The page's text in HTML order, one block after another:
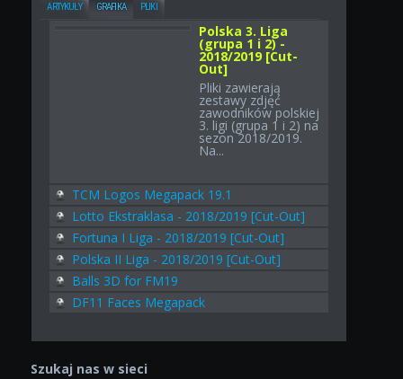
ARTYKUŁY GRAFIKA PLIKI
Polska 3. Liga
(grupa 1 i 2) -
2018/2019 [Cut-
Out]
Pliki zawierają
zestawy zdjęć
zawodników polskiej
3. ligi (grupa 1 i 2) na
sezon 2018/2019.
Na...
TCM Logos Megapack 19.1
Lotto Ekstraklasa - 2018/2019 [Cut-Out]
Fortuna I Liga - 2018/2019 [Cut-Out]
Polska II Liga - 2018/2019 [Cut-Out]
Balls 3D for FM19
DF11 Faces Megapack
Szukaj nas w sieci